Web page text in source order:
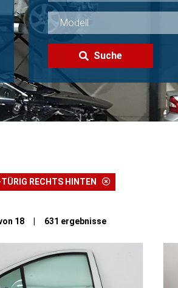
Suche
RECHTS HINTEN
18 | 631 ergebnisse